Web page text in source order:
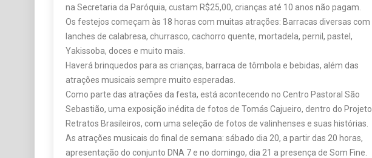
na Secretaria da Paróquia, custam R$25,00, crianças até 10 anos não pagam.
Os festejos começam às 18 horas com muitas atrações: Barracas diversas com
lanches de calabresa, churrasco, cachorro quente, mortadela, pernil, pastel,
Yakissoba, doces e muito mais.
Haverá brinquedos para as crianças, barraca de tômbola e bebidas, além das
atrações musicais sempre muito esperadas.
Como parte das atrações da festa, está acontecendo no Centro Pastoral São
Sebastião, uma exposição inédita de fotos de Tomás Cajueiro, dentro do Projeto
Retratos Brasileiros, com uma seleção de fotos de valinhenses e suas histórias.
As atrações musicais do final de semana: sábado dia 20, a partir das 20 horas,
apresentação do conjunto DNA 7 e no domingo, dia 21 a presença de Som Fine.